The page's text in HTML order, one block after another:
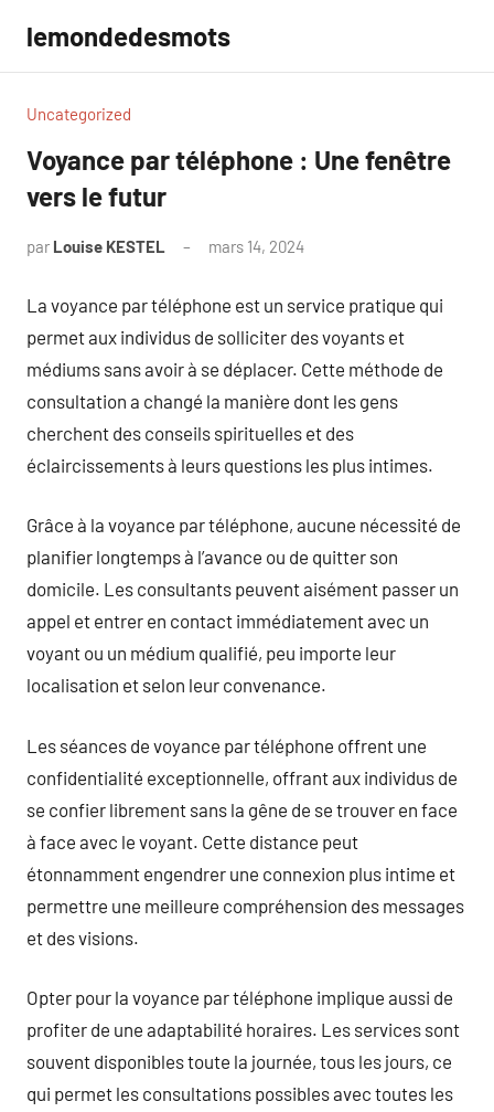
contenu
lemondedesmots
Uncategorized
Voyance par téléphone : Une fenêtre
vers le futur
par Louise KESTEL mars 14, 2024
La voyance par téléphone est un service pratique qui
permet aux individus de solliciter des voyants et
médiums sans avoir à se déplacer. Cette méthode de
consultation a changé la manière dont les gens
cherchent des conseils spirituelles et des
éclaircissements à leurs questions les plus intimes.
Grâce à la voyance par téléphone, aucune nécessité de
planifier longtemps à l’avance ou de quitter son
domicile. Les consultants peuvent aisément passer un
appel et entrer en contact immédiatement avec un
voyant ou un médium qualifié, peu importe leur
localisation et selon leur convenance.
Les séances de voyance par téléphone offrent une
confidentialité exceptionnelle, offrant aux individus de
se confier librement sans la gêne de se trouver en face
à face avec le voyant. Cette distance peut
étonnamment engendrer une connexion plus intime et
permettre une meilleure compréhension des messages
et des visions.
Opter pour la voyance par téléphone implique aussi de
profiter de une adaptabilité horaires. Les services sont
souvent disponibles toute la journée, tous les jours, ce
qui permet les consultations possibles avec toutes les